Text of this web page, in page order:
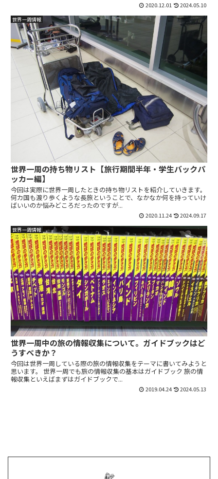
2020.12.01 2024.05.10
世界一周情報
世界一周の持ち物リスト【旅行期間半年・学生バックパ
ッカー編】
今回は実際に世界一周したときの持ち物リストを紹介していきます。
何カ国も渡り歩くような長旅ということで、なかなか何を持っていけ
ばいいのか悩みどころだったのですが...
2020.11.24 2024.09.17
世界一周情報
世界一周中の旅の情報収集について。ガイドブックはど
うすべきか？
今回は世界一周している際の旅の情報収集をテーマに書いてみようと
思います。 世界一周でも旅の情報収集の基本はガイドブック 旅の情
報収集といえばまずはガイドブックで...
2019.04.24 2024.05.13